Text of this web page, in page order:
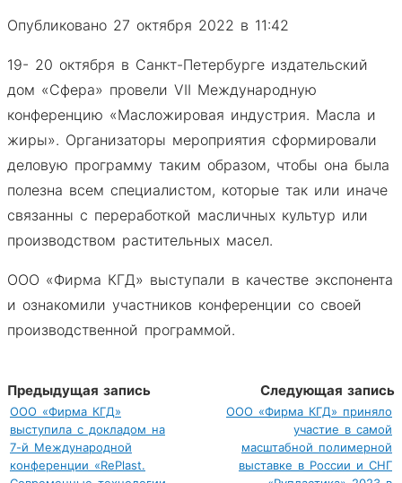
Опубликовано 27 октября 2022 в 11:42
19- 20 октября в Санкт-Петербурге издательский
дом «Сфера» провели VII Международную
конференцию «Масложировая индустрия. Масла и
жиры». Организаторы мероприятия сформировали
деловую программу таким образом, чтобы она была
полезна всем специалистом, которые так или иначе
связанны с переработкой масличных культур или
производством растительных масел.
ООО «Фирма КГД» выступали в качестве экспонента
и ознакомили участников конференции со своей
производственной программой.
Предыдущая запись
ООО «Фирма КГД»
выступила с докладом на
7-й Международной
конференции «RePlast.
Следующая запись
ООО «Фирма КГД» приняло
участие в самой
масштабной полимерной
выставке в России и СНГ